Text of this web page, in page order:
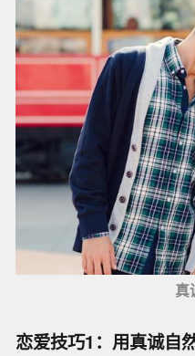
真
恋爱技巧1：用真诚自